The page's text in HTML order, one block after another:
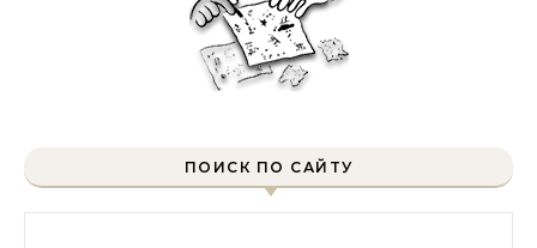
ПОИСК ПО САЙТУ